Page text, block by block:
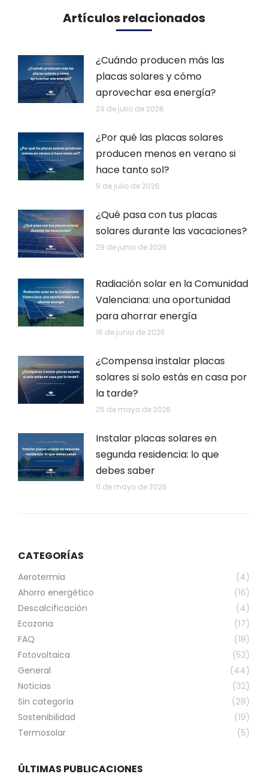
Artículos relacionados
¿Cuándo producen más las
placas solares y cómo
aprovechar esa energía?
29 de julio de 2026
¿Por qué las placas solares
producen menos en verano si
hace tanto sol?
9 de julio de 2026
¿Qué pasa con tus placas
solares durante las vacaciones?
29 de junio de 2026
Radiación solar en la Comunidad
Valenciana: una oportunidad
para ahorrar energía
16 de junio de 2026
¿Compensa instalar placas
solares si solo estás en casa por
la tarde?
25 de mayo de 2026
Instalar placas solares en
segunda residencia: lo que
debes saber
11 de mayo de 2026
CATEGORÍAS
Aerotermia
(4)
Ahorro energético
(16)
Descalcificación
(4)
Ecozona
(17)
FAQ
(18)
Fotovoltaica
(52)
General
(44)
Noticias
(32)
Sin categoría
(28)
Sostenibilidad
(19)
Termosolar
(5)
ÚLTIMAS PUBLICACIONES